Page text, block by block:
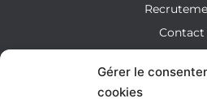
Gérer le
cookies
Contact
Création